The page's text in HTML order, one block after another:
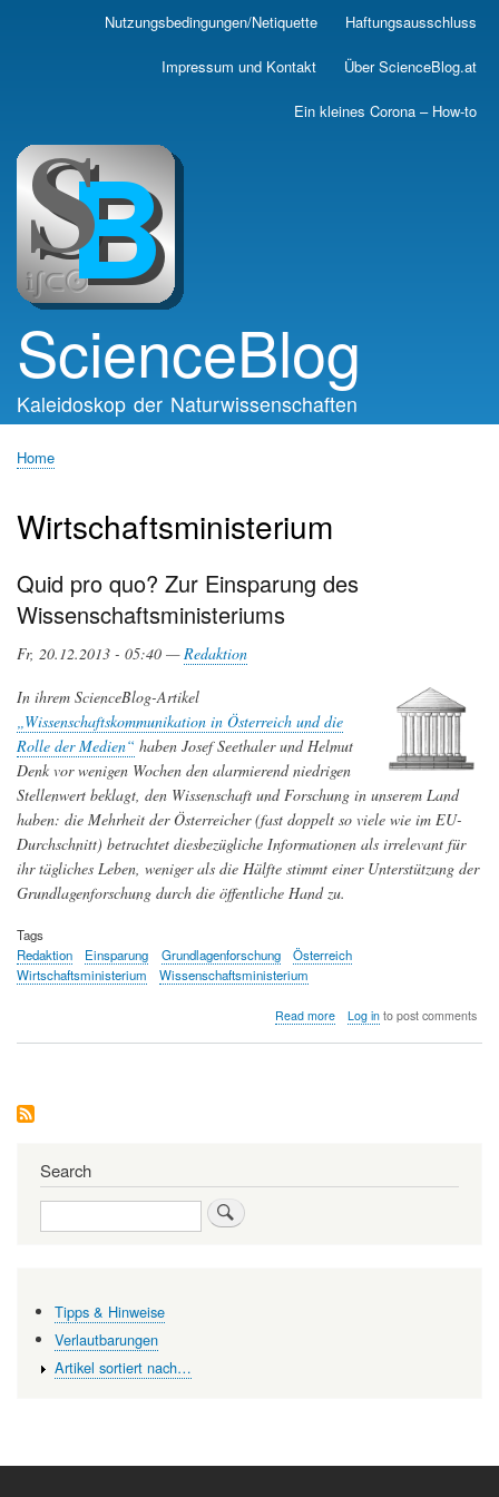
Skip
main
Nutzungsbedingungen/Netiquette Haftungsausschluss
Impressum und Kontakt Über ScienceBlog.at
Ein kleines Corona – How-to
ScienceBlog
Kaleidoskop der Naturwissenschaften
Home
Wirtschaftsministerium
Quid pro quo? Zur Einsparung des
Wissenschaftsministeriums
Fr, 20.12.2013 - 05:40 —Redaktion
In ihrem ScienceBlog-Artikel
„Wissenschaftskommunikation in Österreich und die
Rolle der Medien“ haben Josef Seethaler und Helmut
Denk vor wenigen Wochen den alarmierend niedrigen
Stellenwert beklagt, den Wissenschaft und Forschung in unserem Land
haben: die Mehrheit der Österreicher (fast doppelt so viele wie im EU-
Durchschnitt) betrachtet diesbezügliche Informationen als irrelevant für
ihr tägliches Leben, weniger als die Hälfte stimmt einer Unterstützung der
Grundlagenforschung durch die öffentliche Hand zu.
Tags
Redaktion
Einsparung Grundlagenforschung
Österreich
Wirtschaftsministerium
Wissenschaftsministerium
Read moreabout
Log into post comments
Search
Search
Tipps & Hinweise
Verlautbarungen
Artikel sortiert nach…